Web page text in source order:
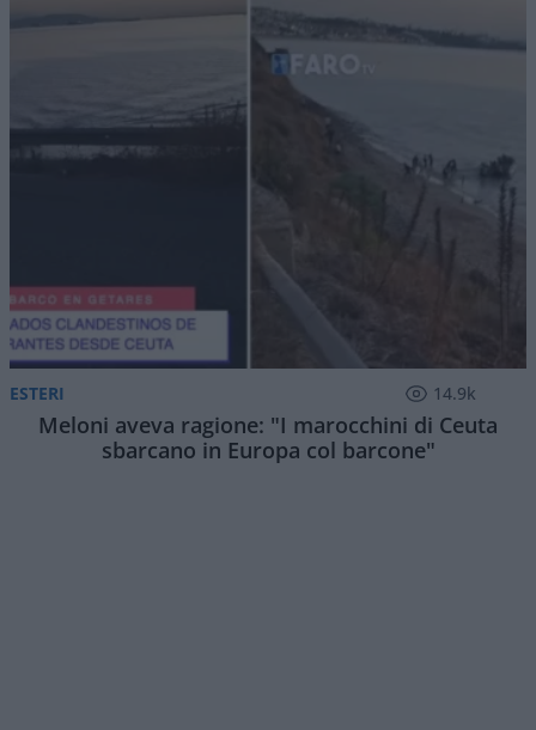
ESTERI 14.9k
Meloni aveva ragione: "I marocchini di Ceuta
sbarcano in Europa col barcone"